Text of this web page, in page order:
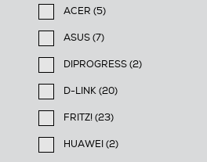
ACER (5)
Filtra per Marca: ACER
ASUS (7)
Filtra per Marca: ASUS
DIPROGRESS (2)
Filtra per Marca: DIPROGRESS
D-LINK (20)
Filtra per Marca: D-LINK
FRITZ! (23)
Filtra per Marca: FRITZ!
HUAWEI (2)